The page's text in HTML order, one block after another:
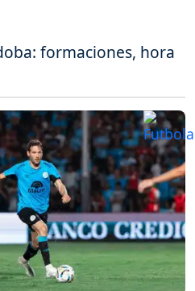
formaciones, hora